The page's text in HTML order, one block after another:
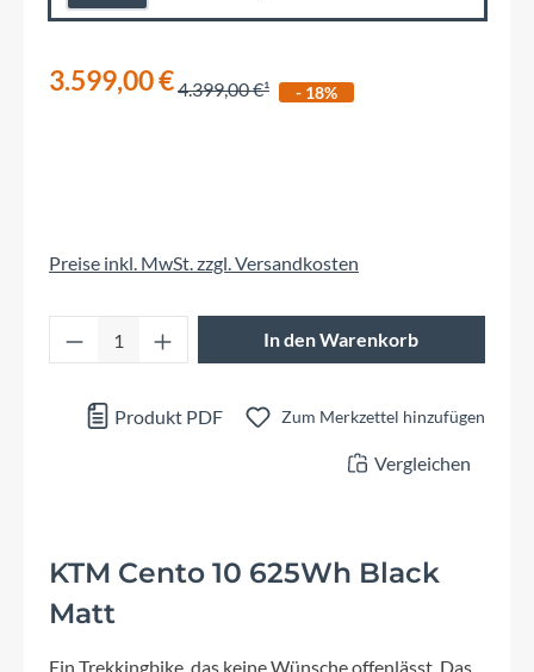
3.599,00 €4.399,00 € - 18%
Preise inkl. MwSt. zzgl. Versandkosten
Produkt Anzahl: Gib den gewünschten
In den Warenkorb
Produkt PDF Zum Merkzettel hinzufügen
Vergleichen
KTM Cento 10 625Wh Black
Matt
Ein Trekkingbike, das keine Wünsche offenlässt. Das